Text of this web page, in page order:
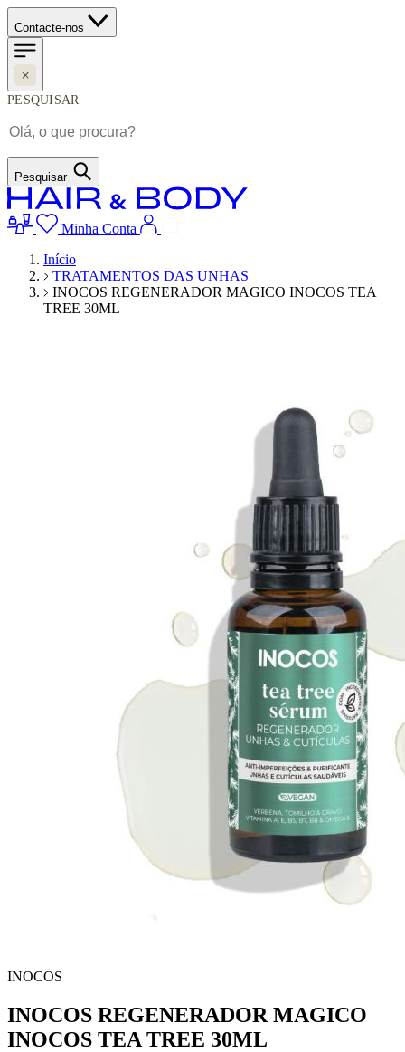
Contacte-nos
PESQUISAR
Pesquisar
Minha Conta
Início
TRATAMENTOS DAS UNHAS
INOCOS REGENERADOR MAGICO INOCOS TEA
TREE 30ML
INOCOS
INOCOS REGENERADOR MAGICO
INOCOS TEA TREE 30ML